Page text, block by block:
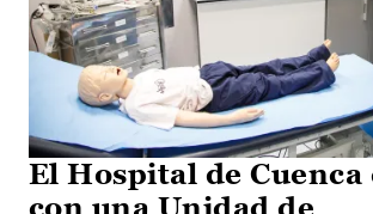
El Hospital de Cuenca
con una Unidad de